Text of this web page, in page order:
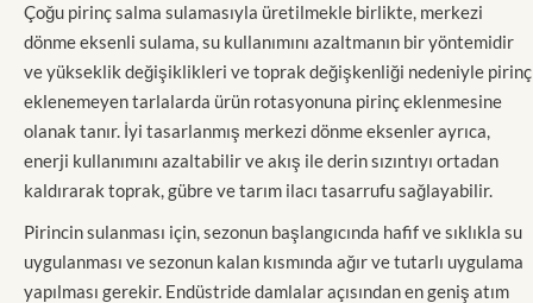
Çoğu pirinç salma sulamasıyla üretilmekle birlikte, merkezi
dönme eksenli sulama, su kullanımını azaltmanın bir yöntemidir
ve yükseklik değişiklikleri ve toprak değişkenliği nedeniyle pirinç
eklenemeyen tarlalarda ürün rotasyonuna pirinç eklenmesine
olanak tanır. İyi tasarlanmış merkezi dönme eksenler ayrıca,
enerji kullanımını azaltabilir ve akış ile derin sızıntıyı ortadan
kaldırarak toprak, gübre ve tarım ilacı tasarrufu sağlayabilir.
Pirincin sulanması için, sezonun başlangıcında hafif ve sıklıkla su
uygulanması ve sezonun kalan kısmında ağır ve tutarlı uygulama
yapılması gerekir. Endüstride damlalar açısından en geniş atım